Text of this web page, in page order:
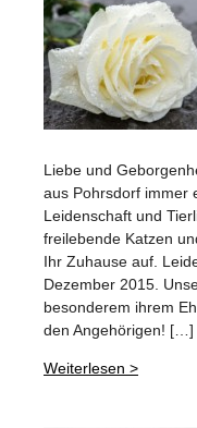
Liebe und
aus Pohrsdorf immer
Leidenschaft und
freilebende Katzen
Ihr Zuhause auf.
Dezember 2015.
besonderem ihrem
den Angehörigen! […]
Weiterlesen >